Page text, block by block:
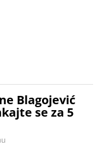
Blagojević
se za 5